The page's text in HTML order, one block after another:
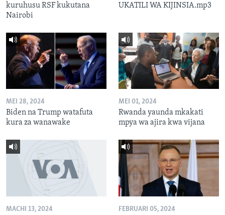
kuruhusu RSF kukutana
Nairobi
UKATILI WA KIJINSIA.mp3
MEI 28, 2024
Biden na Trump watafuta
kura za wanawake
MEI 01, 2024
Rwanda yaunda mkakati
mpya wa ajira kwa vijana
MACHI 13, 2024 FEBRUARI 05, 2024